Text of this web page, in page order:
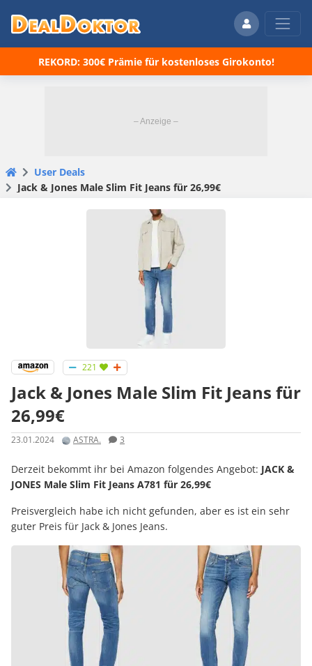
REKORD: 300€ Prämie für kostenloses Girokonto!
User Deals
Jack & Jones Male Slim Fit Jeans für 26,99€
221
Jack & Jones Male Slim Fit Jeans für
26,99€
23.01.2024 ASTRA. 3
Derzeit bekommt ihr bei Amazon folgendes Angebot: JACK &
JONES Male Slim Fit Jeans A781 für 26,99€
Preisvergleich habe ich nicht gefunden, aber es ist ein sehr
guter Preis für Jack & Jones Jeans.